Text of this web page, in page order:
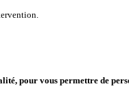
pour vous permettre de